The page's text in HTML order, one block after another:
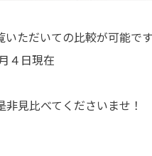
ただいての比較が可能です
４日現在
見比べてくださいませ！